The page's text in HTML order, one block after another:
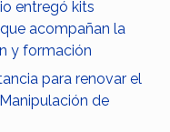
entregó kits
acompañan la
y formación
para renovar el
de